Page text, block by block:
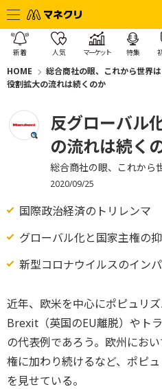
新着 人気 マーケット 特集
HOME 総合商社の眼、これから世界
役割拡大の流れは続くのか
反グローバル
の流れは続く
総合商社の眼、これから
2020/09/25
国際政治経済のトリレンマ
グローバル化と国家主権の
新型コロナウイルスのイン
近年、欧米を中心にポピュリ
Brexit（英国のEU離脱）やト
の代表例であろう。欧州にお
権に加わり続けるなど、ポピ
を見せている。